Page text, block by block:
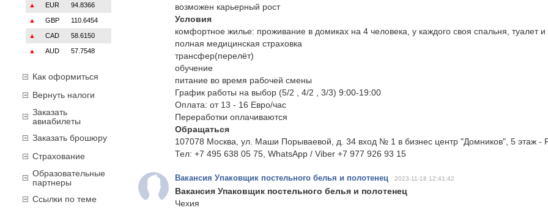
▲ EUR 94.8366
▲ GBP 110.6454
▲ CAD 58.6150
▲ AUD 57.7548
Как оформиться
Вернуть налоги
Заказать
авиабилеты
Заказать брошюру
Страхование
Образовательные
партнеры
Ссылки по теме
возможен карьерный рост
Условия
комфортное жилье: проживание в домиках на 4 человека, у каждого своя спальня, туалет
полная медицинская страховка
трансфер(перелёт)
обучение
питание во время рабочей смены
График работы на выбор (5/2 , 4/2 , 3/3) 9:00-19:00
Оплата: от 13 - 16 Евро/час
Переработки оплачиваются
Обращаться
107078 Москва, ул. Маши Порываевой, д. 34 вход № 1 в бизнес центр "Домников", 5 этаж -
Тел: +7 495 638 05 75, WhatsApp / Viber +7 977 926 93 15
Вакансия Упаковщик постельного белья и полотенец 2023-11-18 12:41:42
Вакансия Упаковщик постельного белья и полотенец
Чехия